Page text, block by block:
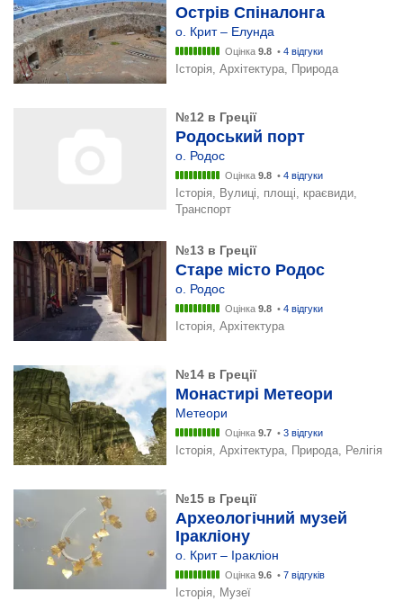
Острів Спіналонга
о. Крит – Елунда
Оцінка 9.8 • 4 відгуки
Історія, Архітектура, Природа
№12 в Греції
Родоський порт
о. Родос
Оцінка 9.8 • 4 відгуки
Історія, Вулиці, площі, краєвиди,
Транспорт
№13 в Греції
Старе місто Родос
о. Родос
Оцінка 9.8 • 4 відгуки
Історія, Архітектура
№14 в Греції
Монастирі Метеори
Метеори
Оцінка 9.7 • 3 відгуки
Історія, Архітектура, Природа, Релігія
№15 в Греції
Археологічний музей
Іракліону
о. Крит – Іракліон
Оцінка 9.6 • 7 відгуків
Історія, Музеї